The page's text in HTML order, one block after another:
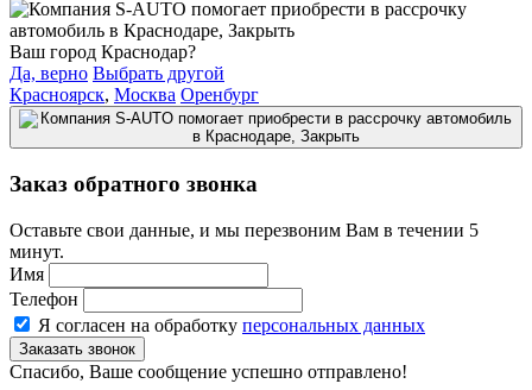
Ваш город Краснодар?
Да, верно Выбрать другой
Красноярск, Москва Оренбург
Заказ обратного звонка
Оставьте свои данные, и мы перезвоним Вам в течении 5
минут.
Имя
Телефон
Я согласен на обработку персональных данных
Спасибо, Ваше сообщение успешно отправлено!